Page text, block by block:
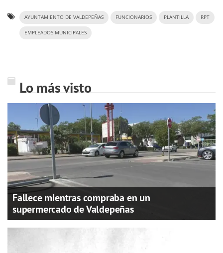
AYUNTAMIENTO DE VALDEPEÑAS FUNCIONARIOS PLANTILLA RPT
EMPLEADOS MUNICIPALES
Lo más visto
Fallece mientras compraba en un
supermercado de Valdepeñas